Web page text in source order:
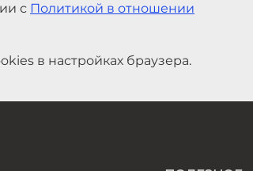
с Политикой в отношении
в настройках браузера.